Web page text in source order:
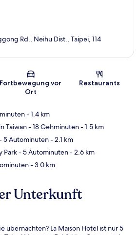
Karte
Rd., Neihu Dist., Taipei, 114
Fortbewegung vor
Ort
Restaurants
- 1.4 km
Taiwan- 18 Gehminuten- 1.5 km
5 Autominuten- 2.1 km
Park- 5 Autominuten- 2.6 km
- 3.0 km
Unterkunft
übernachten? La Maison Hotel ist nur 5